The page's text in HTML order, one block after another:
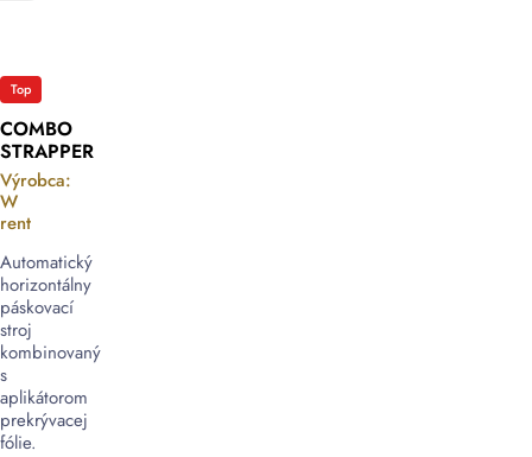
Top
COMBO
STRAPPER
Výrobca:
W
rent
Automatický
horizontálny
páskovací
stroj
kombinovaný
s
aplikátorom
prekrývacej
fólie.